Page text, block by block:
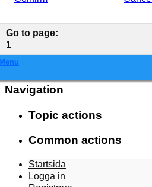
Go to page:
1
Navigation
Topic actions
Common actions
Startsida
Logga in